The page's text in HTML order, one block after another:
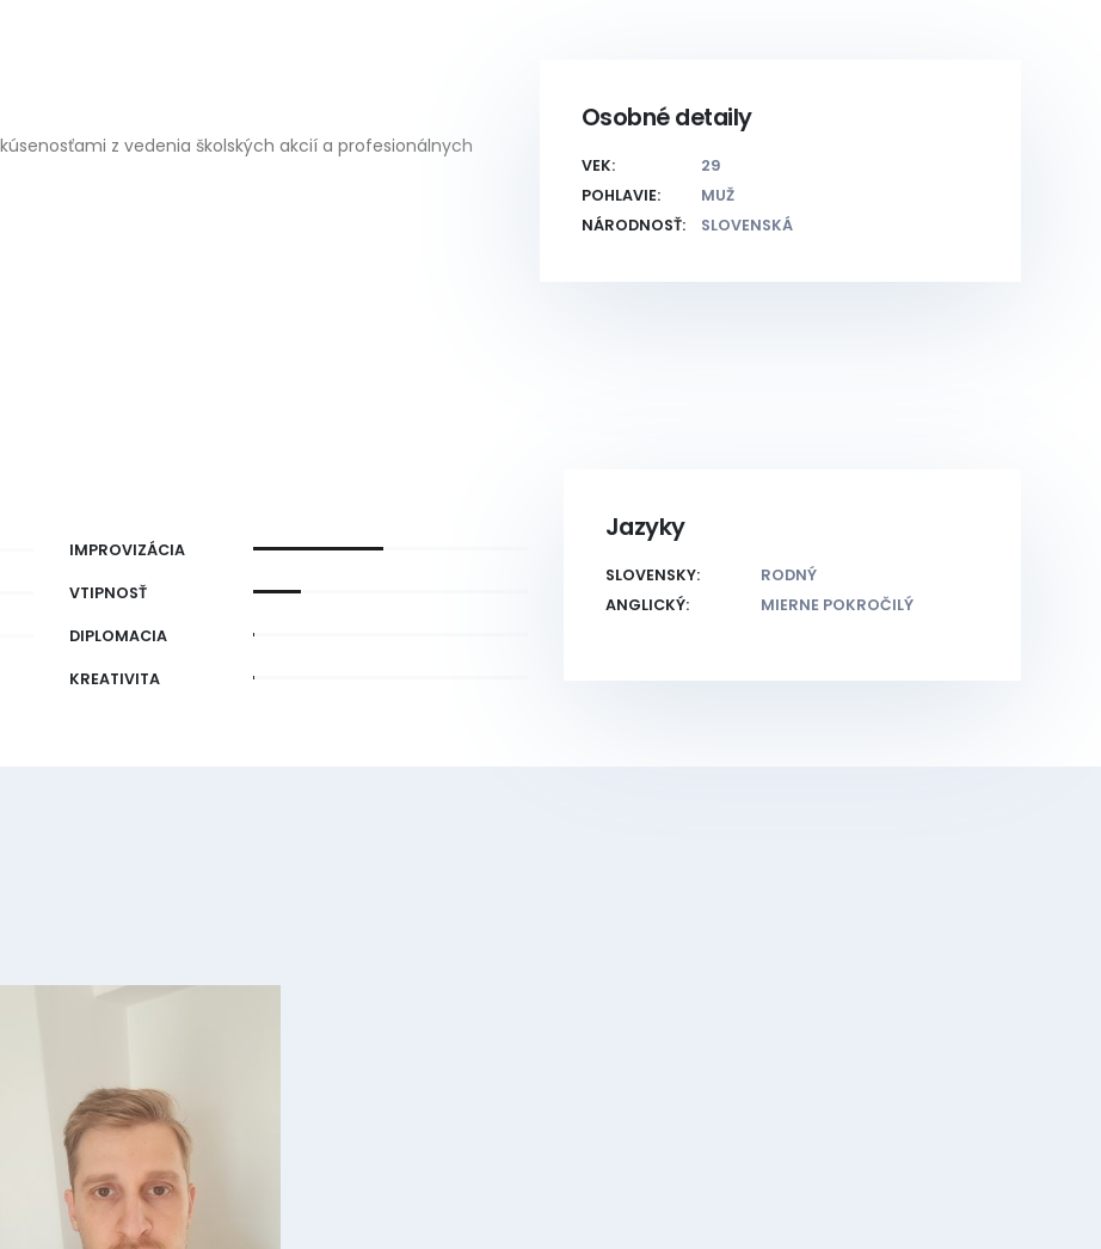
Osobné detaily
VEK:
29
POHLAVIE:
MUŽ
NÁRODNOSŤ:
SLOVENSKÁ
z vedenia školských akcií a profesionálnych
IMPROVIZÁCIA
VTIPNOSŤ
DIPLOMACIA
KREATIVITA
Jazyky
SLOVENSKY:
RODNÝ
ANGLICKÝ:
MIERNE POKROČILÝ